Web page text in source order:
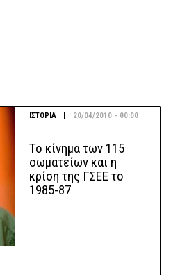
ΙΣΤΟΡΙΑ 20/04/2010 - 00:00
Το κίνημα των 115
σωματείων και η
κρίση της ΓΣΕΕ το
1985-87